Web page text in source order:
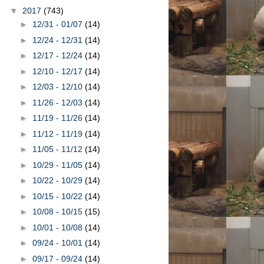
▼ 2017 (743)
► 12/31 - 01/07 (14)
► 12/24 - 12/31 (14)
► 12/17 - 12/24 (14)
► 12/10 - 12/17 (14)
► 12/03 - 12/10 (14)
► 11/26 - 12/03 (14)
► 11/19 - 11/26 (14)
► 11/12 - 11/19 (14)
► 11/05 - 11/12 (14)
► 10/29 - 11/05 (14)
► 10/22 - 10/29 (14)
► 10/15 - 10/22 (14)
► 10/08 - 10/15 (15)
► 10/01 - 10/08 (14)
► 09/24 - 10/01 (14)
► 09/17 - 09/24 (14)